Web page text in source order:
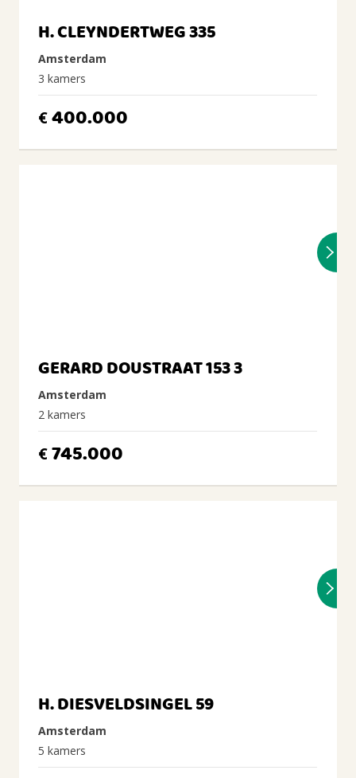
H. CLEYNDERTWEG 335
Amsterdam
3 kamers
€400.000
GERARD DOUSTRAAT 153 3
Amsterdam
2 kamers
€745.000
H. DIESVELDSINGEL 59
Amsterdam
5 kamers